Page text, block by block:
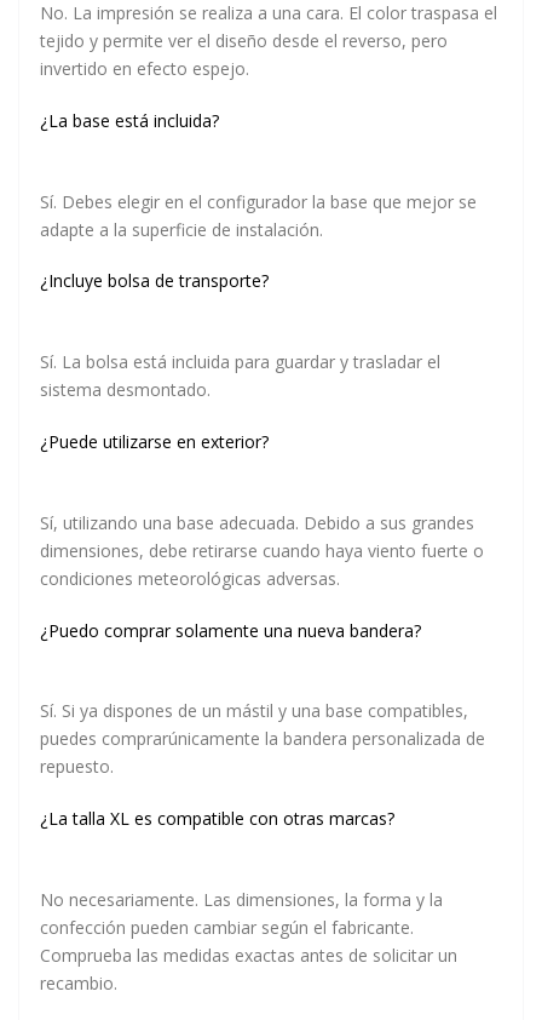
No. La impresión se realiza a una cara. El color traspasa el
tejido y permite ver el diseño desde el reverso, pero
invertido en efecto espejo.
¿La base está incluida?
Sí. Debes elegir en el configurador la base que mejor se
adapte a la superficie de instalación.
¿Incluye bolsa de transporte?
Sí. La bolsa está incluida para guardar y trasladar el
sistema desmontado.
¿Puede utilizarse en exterior?
Sí, utilizando una base adecuada. Debido a sus grandes
dimensiones, debe retirarse cuando haya viento fuerte o
condiciones meteorológicas adversas.
¿Puedo comprar solamente una nueva bandera?
Sí. Si ya dispones de un mástil y una base compatibles,
puedes comprarúnicamente la bandera personalizada de
repuesto.
¿La talla XL es compatible con otras marcas?
No necesariamente. Las dimensiones, la forma y la
confección pueden cambiar según el fabricante.
Comprueba las medidas exactas antes de solicitar un
recambio.